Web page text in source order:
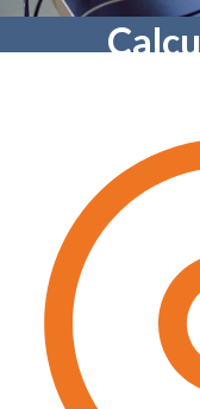
¿Sabes el
tu empresa
GRATIS y en 5
TEST